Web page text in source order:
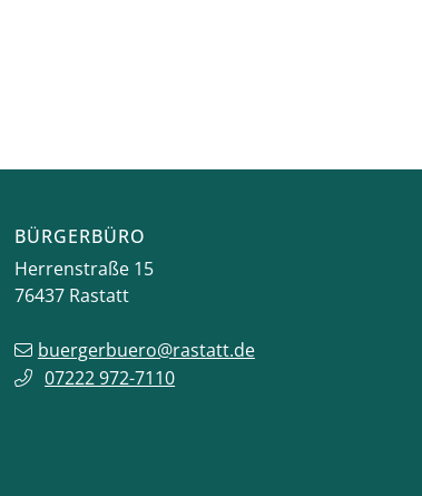
BÜRGERBÜRO
Herrenstraße 15
76437 Rastatt
buergerbuero@rastatt.de
07222 972-7110